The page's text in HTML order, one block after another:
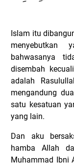
Islam itu
menyebutkan
bahwasanya
disembah
adalah
mengandung
satu kesatuan
yang lain.
Dan aku
hamba Allah
Muhammad Ibni